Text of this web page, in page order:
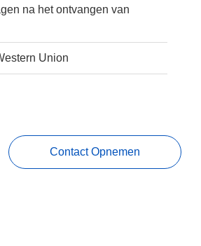
na het ontvangen van
Union
Contact Opnemen